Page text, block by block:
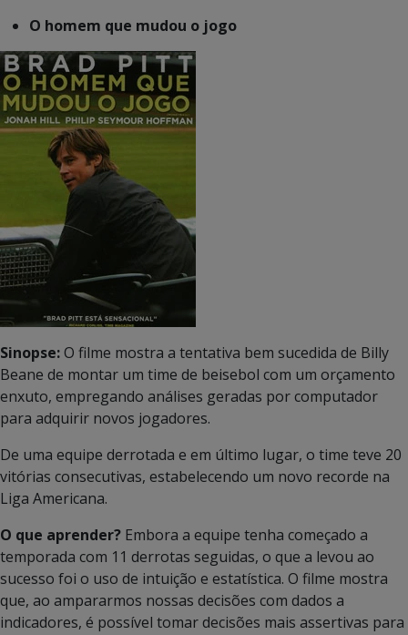
O homem que mudou o jogo
Sinopse:O filme mostra a tentativa bem sucedida de Billy
Beane de montar um time de beisebol com um orçamento
enxuto, empregando análises geradas por computador
para adquirir novos jogadores.
De uma equipe derrotada e em último lugar, o time teve 20
vitórias consecutivas, estabelecendo um novo recorde na
Liga Americana.
O que aprender? Embora a equipe tenha começado a
temporada com 11 derrotas seguidas, o que a levou ao
sucesso foi o uso de intuição e estatística. O filme mostra
que, ao ampararmos nossas decisões com dados a
indicadores, é possível tomar decisões mais assertivas para